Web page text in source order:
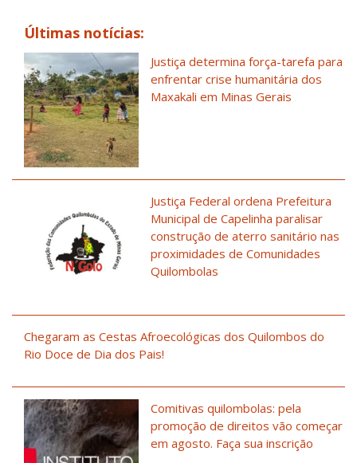
Últimas notícias:
Justiça determina força-tarefa para
enfrentar crise humanitária dos
Maxakali em Minas Gerais
Justiça Federal ordena Prefeitura
Municipal de Capelinha paralisar
construção de aterro sanitário nas
proximidades de Comunidades
Quilombolas
Chegaram as Cestas Afroecológicas dos Quilombos do
Rio Doce de Dia dos Pais!
Comitivas quilombolas: pela
promoção de direitos vão começar
em agosto. Faça sua inscrição